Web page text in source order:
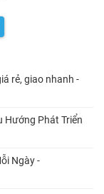
rẻ, giao nhanh -
Hướng Phát Triển
Ngày -